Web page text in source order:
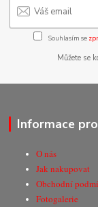
Souhlasím se
Můžete se
Informace
O nás
Jak nakupovat
Obchodní
Fotogalerie